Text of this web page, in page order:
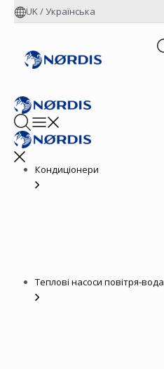
UK/Українська
Кондиціонери
Теплові насоси повітря-вода